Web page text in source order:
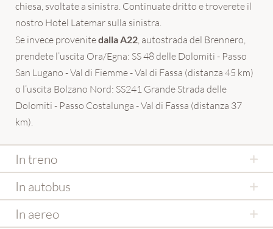
chiesa, svoltate a sinistra. Continuate dritto e troverete il
nostro Hotel Latemar sulla sinistra.
Se invece provenitedalla A22 , autostrada del Brennero,
prendete l’uscita Ora/Egna: SS 48 delle Dolomiti - Passo
San Lugano - Val di Fiemme - Val di Fassa (distanza 45 km)
o l’uscita Bolzano Nord: SS241 Grande Strada delle
Dolomiti - Passo Costalunga - Val di Fassa (distanza 37
km).
In treno
Se arrivate in treno, le stazioni ferroviarie più vicine sono
quelle diTrento, Bolzano e Ora, da dove potete viaggiare
con treni di Trenitalia e della DB fino a Soraga.
In autobus
Se viaggiate in autobus, troverete collegamenti giornalieri
In aereo